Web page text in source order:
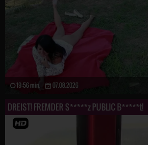
19:56 min. 07.08.2026
DREIST! FREMDER S*****z PUBLIC B*****t!